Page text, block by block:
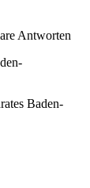
Antworten
Baden-